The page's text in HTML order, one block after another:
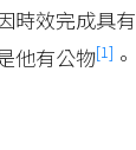
時效完成具有
他有公物[1] 。